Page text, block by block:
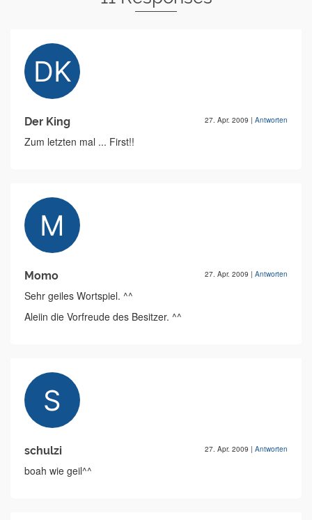
Der King 27. Apr. 2009 | Antworten
Zum letzten mal ... First!!
Momo 27. Apr. 2009 | Antworten
Sehr geiles Wortspiel. ^^
Aleiin die Vorfreude des Besitzer. ^^
schulzi 27. Apr. 2009 | Antworten
boah wie geil^^